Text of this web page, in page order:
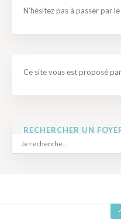
N’hésitez pas à passer par le
Ce site vous est proposé
RECHERCHER UN